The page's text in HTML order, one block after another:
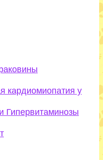
кардиомиопатия у
Гипервитаминозы